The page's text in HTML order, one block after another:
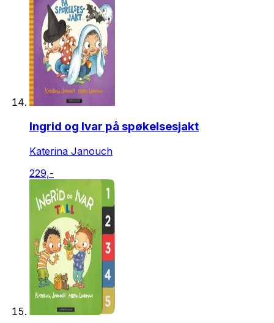
Ingrid og Ivar på spøkelsesjakt
Katerina Janouch
229,-